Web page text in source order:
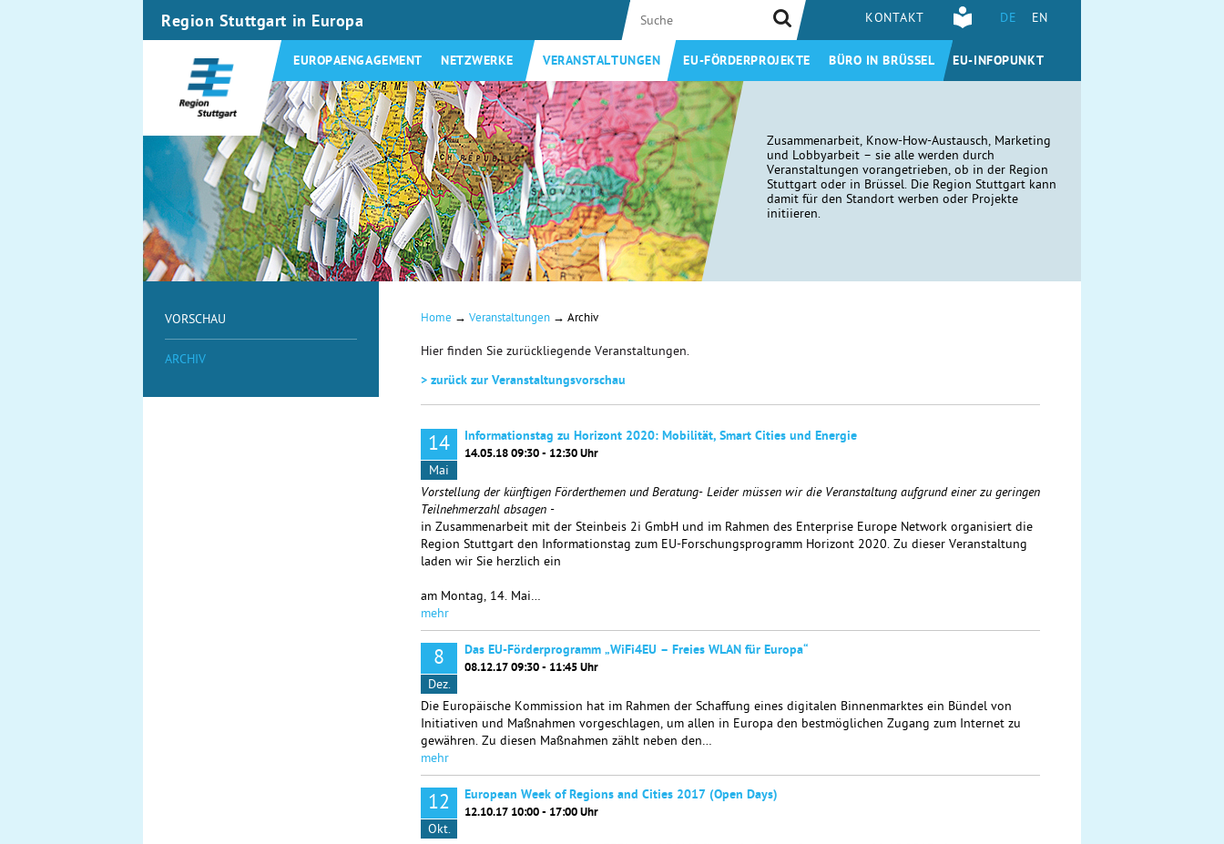
Region Stuttgart in Europa KONTAKT DE EN
EUROPAENGAGEMENT NETZWERKE VERANSTALTUNGEN EU-FÖRDERPROJEKTE BÜRO IN BRÜSSEL EU-INFOPUNKT
Zusammenarbeit, Know-How-Austausch, Marketing
und Lobbyarbeit – sie alle werden durch
Veranstaltungen vorangetrieben, ob in der Region
Stuttgart oder in Brüssel. Die Region Stuttgart kann
damit für den Standort werben oder Projekte
initiieren.
VORSCHAU
ARCHIV
Home → Veranstaltungen → Archiv
Hier finden Sie zurückliegende Veranstaltungen.
> zurück zur Veranstaltungsvorschau
14
Mai
Informationstag zu Horizont 2020: Mobilität, Smart Cities und Energie
14.05.18 09:30 - 12:30 Uhr
Vorstellung der künftigen Förderthemen und Beratung- Leider müssen wir die Veranstaltung aufgrund einer zu geringen
Teilnehmerzahl absagen -
in Zusammenarbeit mit der Steinbeis 2i GmbH und im Rahmen des Enterprise Europe Network organisiert die
Region Stuttgart den Informationstag zum EU-Forschungsprogramm Horizont 2020. Zu dieser Veranstaltung
laden wir Sie herzlich ein
am Montag, 14. Mai…
mehr
8
Dez.
Das EU-Förderprogramm „WiFi4EU – Freies WLAN für Europa“
08.12.17 09:30 - 11:45 Uhr
Die Europäische Kommission hat im Rahmen der Schaffung eines digitalen Binnenmarktes ein Bündel von
Initiativen und Maßnahmen vorgeschlagen, um allen in Europa den bestmöglichen Zugang zum Internet zu
gewähren. Zu diesen Maßnahmen zählt neben den…
mehr
12
Okt.
European Week of Regions and Cities 2017 (Open Days)
12.10.17 10:00 - 17:00 Uhr